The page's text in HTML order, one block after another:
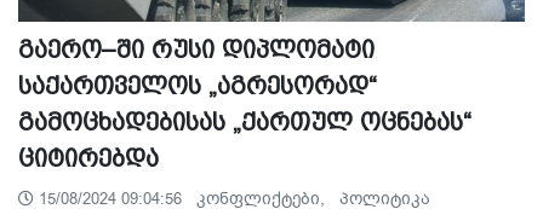
გაერო–ში რუსი დიპლომატი
საქართველოს „აგრესორად“
გამოცხადებისას „ქართულ ოცნებას“
ციტირებდა
15/08/2024 09:04:56 კონფლიქტები, პოლიტიკა